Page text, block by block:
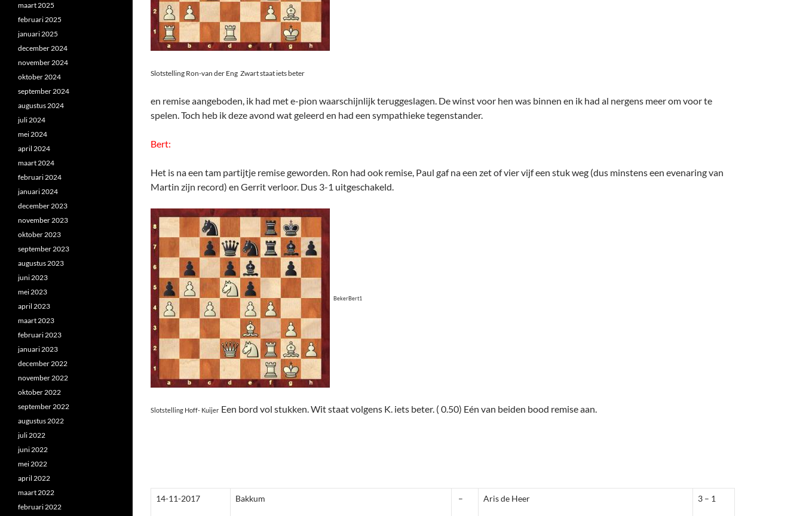
Slotstelling Ron-van der Eng Zwart staat iets beter
en remise aangeboden, ik had met e-pion waarschijnlijk teruggeslagen. De winst voor hen was binnen en ik had al nergens meer om voor te
spelen. Toch heb ik deze avond wat geleerd en had een sympathieke tegenstander.
Bert:
Het is na een tam partijtje remise geworden. Ron had ook remise, Paul gaf na een zet of vier vijf een stuk weg (dus minstens een evenaring van
Martin zijn record) en Gerrit verloor. Dus 3-1 uitgeschakeld.
BekerBert1
Slotstelling Hoff- Kuijer Een bord vol stukken. Wit staat volgens K. iets beter. ( 0.50) Eén van beiden bood remise aan.
14-11-2017 Bakkum – Aris de Heer 3 – 1
maart 2025
februari 2025
januari 2025
december 2024
november 2024
oktober 2024
september 2024
augustus 2024
juli 2024
mei 2024
april 2024
maart 2024
februari 2024
januari 2024
december 2023
november 2023
oktober 2023
september 2023
augustus 2023
juni 2023
mei 2023
april 2023
maart 2023
februari 2023
januari 2023
december 2022
november 2022
oktober 2022
september 2022
augustus 2022
juli 2022
juni 2022
mei 2022
april 2022
maart 2022
februari 2022